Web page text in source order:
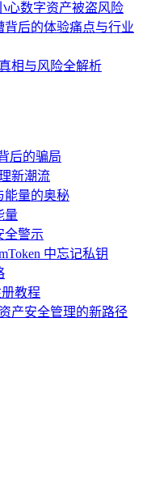
心数字资产被盗风险
后的体验痛点与行业
相与风险全解析
后的骗局
新潮流
能量的奥秘
量
全警示
中忘记私钥
教程
产安全管理的新路径